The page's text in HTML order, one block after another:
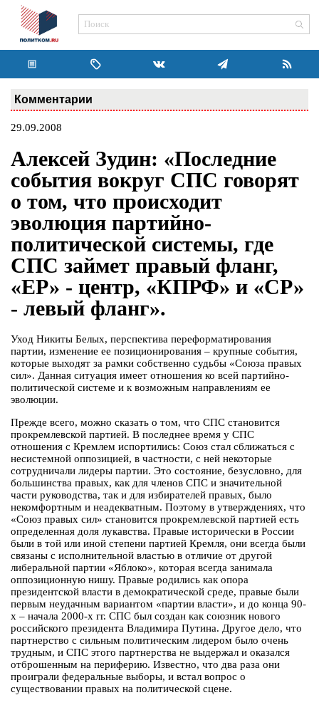
Комментарии
29.09.2008
Алексей Зудин: «Последние
события вокруг СПС говорят
о том, что происходит
эволюция партийно-
политической системы, где
СПС займет правый фланг,
«ЕР» - центр, «КПРФ» и «СР»
- левый фланг».
Уход Никиты Белых, перспектива переформатирования
партии, изменение ее позиционирования – крупные события,
которые выходят за рамки собственно судьбы «Союза правых
сил». Данная ситуация имеет отношения ко всей партийно-
политической системе и к возможным направлениям ее
эволюции.
Прежде всего, можно сказать о том, что СПС становится
прокремлевской партией. В последнее время у СПС
отношения с Кремлем испортились: Союз стал сближаться с
несистемной оппозицией, в частности, с ней некоторые
сотрудничали лидеры партии. Это состояние, безусловно, для
большинства правых, как для членов СПС и значительной
части руководства, так и для избирателей правых, было
некомфортным и неадекватным. Поэтому в утверждениях, что
«Союз правых сил» становится прокремлевской партией есть
определенная доля лукавства. Правые исторически в России
были в той или иной степени партией Кремля, они всегда были
связаны с исполнительной властью в отличие от другой
либеральной партии «Яблоко», которая всегда занимала
оппозиционную нишу. Правые родились как опора
президентской власти в демократической среде, правые были
первым неудачным вариантом «партии власти», и до конца 90-
х – начала 2000-х гг. СПС был создан как союзник нового
российского президента Владимира Путина. Другое дело, что
партнерство с сильным политическим лидером было очень
трудным, и СПС этого партнерства не выдержал и оказался
отброшенным на периферию. Известно, что два раза они
проиграли федеральные выборы, и встал вопрос о
существовании правых на политической сцене.